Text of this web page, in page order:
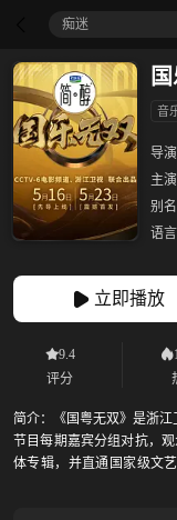
痴迷
音
导演
主演
别名
语言
立即播放
9.4
评分
简介：
《国粤无双》是浙
节目每期嘉宾分组对抗，
体专辑，并直通国家级文